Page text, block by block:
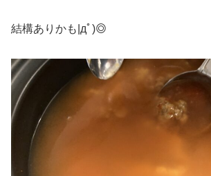
結構ありかも|дﾟ)◎